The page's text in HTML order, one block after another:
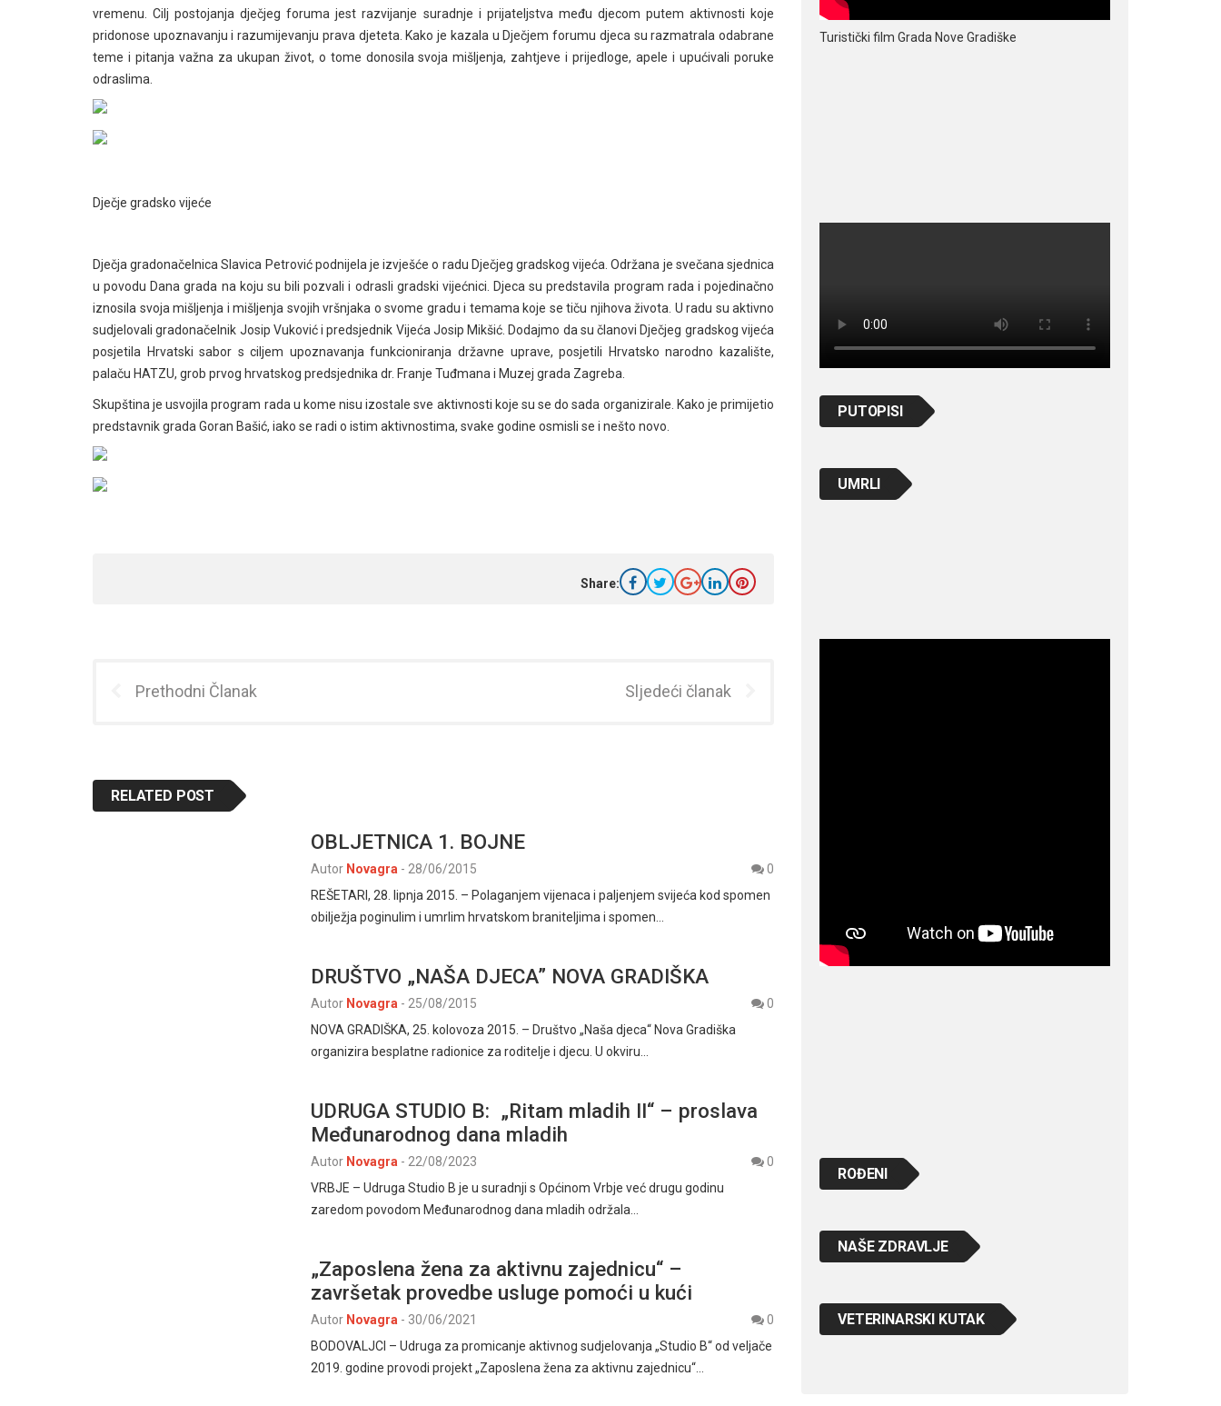
vremenu. Cilj postojanja dječjeg foruma jest razvijanje suradnje i prijateljstva među djecom putem aktivnosti koje
pridonose upoznavanju i razumijevanju prava djeteta. Kako je kazala u Dječjem forumu djeca su razmatrala odabrane
teme i pitanja važna za ukupan život, o tome donosila svoja mišljenja, zahtjeve i prijedloge, apele i upućivali poruke
odraslima.
Dječje gradsko vijeće
Dječja gradonačelnica Slavica Petrović podnijela je izvješće o radu Dječjeg gradskog vijeća. Održana je svečana sjednica
u povodu Dana grada na koju su bili pozvali i odrasli gradski vijećnici. Djeca su predstavila program rada i pojedinačno
iznosila svoja mišljenja i mišljenja svojih vršnjaka o svome gradu i temama koje se tiču njihova života. U radu su aktivno
sudjelovali gradonačelnik Josip Vuković i predsjednik Vijeća Josip Mikšić. Dodajmo da su članovi Dječjeg gradskog vijeća
posjetila Hrvatski sabor s ciljem upoznavanja funkcioniranja državne uprave, posjetili Hrvatsko narodno kazalište,
palaču HATZU, grob prvog hrvatskog predsjednika dr. Franje Tuđmana i Muzej grada Zagreba.
Skupština je usvojila program rada u kome nisu izostale sve aktivnosti koje su se do sada organizirale. Kako je primijetio
predstavnik grada Goran Bašić, iako se radi o istim aktivnostima, svake godine osmisli se i nešto novo.
Share:
Prethodni Članak Sljedeći članak
RELATED POST
OBLJETNICA 1. BOJNE
Autor Novagra - 28/06/2015
0
REŠETARI, 28. lipnja 2015. – Polaganjem vijenaca i paljenjem svijeća kod spomen
obilježja poginulim i umrlim hrvatskom braniteljima i spomen…
DRUŠTVO „NAŠA DJECA” NOVA GRADIŠKA
Autor Novagra - 25/08/2015
0
NOVA GRADIŠKA, 25. kolovoza 2015. – Društvo „Naša djeca“ Nova Gradiška
organizira besplatne radionice za roditelje i djecu. U okviru…
UDRUGA STUDIO B: „Ritam mladih II“ – proslava
Međunarodnog dana mladih
Autor Novagra - 22/08/2023
0
VRBJE – Udruga Studio B je u suradnji s Općinom Vrbje već drugu godinu
zaredom povodom Međunarodnog dana mladih održala…
„Zaposlena žena za aktivnu zajednicu“ –
završetak provedbe usluge pomoći u kući
Autor Novagra - 30/06/2021
0
BODOVALJCI – Udruga za promicanje aktivnog sudjelovanja „Studio B“ od veljače
2019. godine provodi projekt „Zaposlena žena za aktivnu zajednicu“…
Turistički film Grada Nove Gradiške
PUTOPISI
UMRLI
ROĐENI
NAŠE ZDRAVLJE
VETERINARSKI KUTAK